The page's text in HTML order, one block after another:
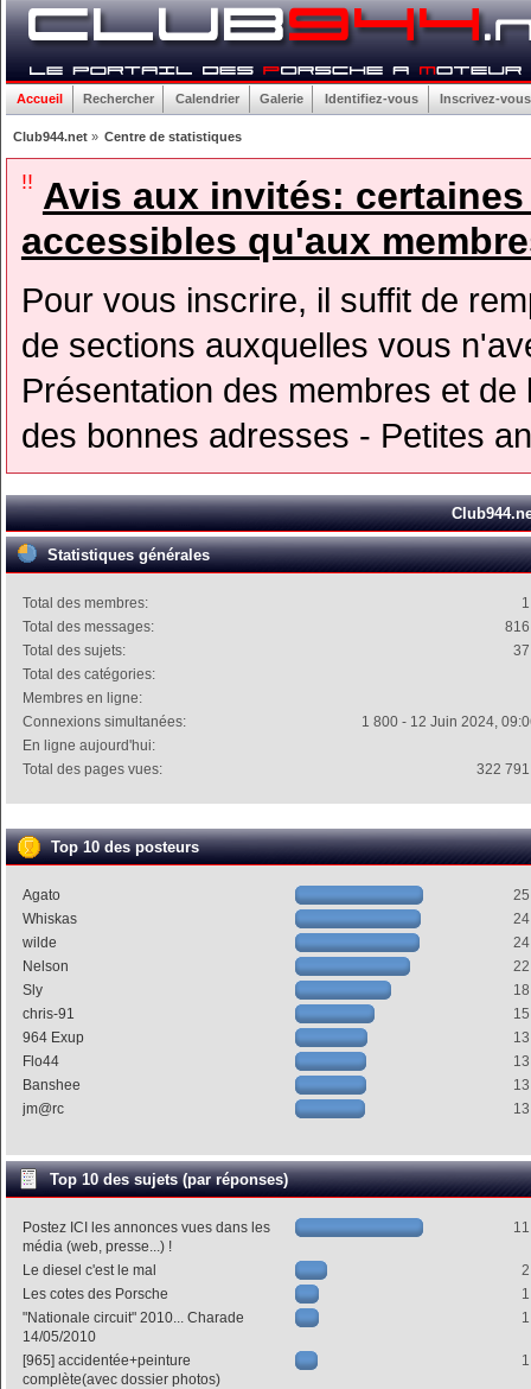
Accueil Rechercher Calendrier Galerie Identifiez-vous Inscrivez-vous
Club944.net» Centre de statistiques
!! Avis aux invités:
accessibles qu'aux
Pour vous inscrire, il suffit de
de sections auxquelles vous
Présentation des membres et
des bonnes adresses - Petites
Statistiques générales
Total des membres:
Total des messages:
Total des sujets:
Total des catégories:
Membres en ligne:
Connexions simultanées:
1 800 - 12 Juin 2024,
En ligne aujourd'hui:
Total des pages vues:
322
Top 10 des posteurs
Agato
Whiskas
wilde
Nelson
Sly
chris-91
964 Exup
Flo44
Banshee
jm@rc
Top 10 des sujets (par réponses)
Postez ICI les annonces vues dans les
média (web, presse...) !
Le diesel c'est le mal
Les cotes des Porsche
"Nationale circuit" 2010... Charade
14/05/2010
[965] accidentée+peinture
complète(avec dossier photos)